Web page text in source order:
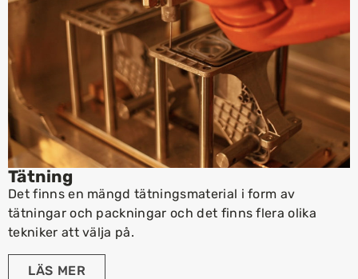
Tätning
Det finns en mängd tätningsmaterial i form av
tätningar och packningar och det finns flera olika
tekniker att välja på.
LÄS MER